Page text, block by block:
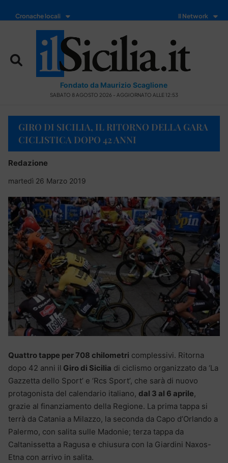
Cronache locali Il Network
Fondato da Maurizio Scaglione
SABATO 8 AGOSTO 2026 - AGGIORNATO ALLE 12:53
GIRO DI SICILIA, IL RITORNO DELLA GARA
CICLISTICA DOPO 42 ANNI
Redazione
martedì 26 Marzo 2019
Quattro tappe per 708 chilometri complessivi. Ritorna
dopo 42 anni il Giro di Sicilia di ciclismo organizzato da ‘La
Gazzetta dello Sport’ e ‘Rcs Sport’, che sarà di nuovo
protagonista del calendario italiano, dal 3 al 6 aprile,
grazie al finanziamento della Regione. La prima tappa si
terrà da Catania a Milazzo, la seconda da Capo d’Orlando a
Palermo, con salita sulle Madonie; terza tappa da
Caltanissetta a Ragusa e chiusura con la Giardini Naxos-
Etna con arrivo in salita.